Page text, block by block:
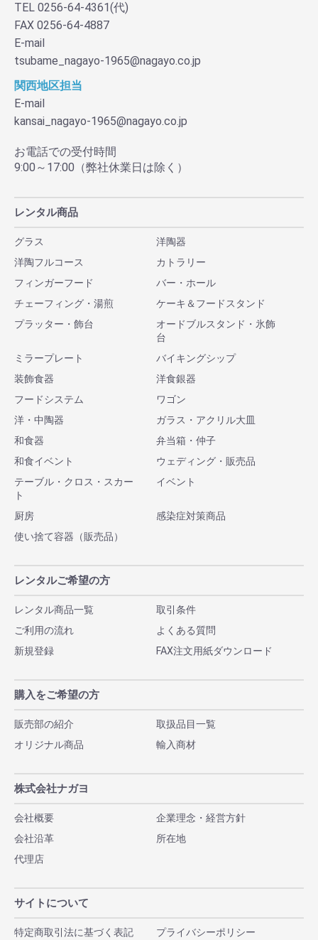
TEL 0256-64-4361(代)
FAX 0256-64-4887
E-mail
tsubame_nagayo-1965@nagayo.co.jp
関西地区担当
E-mail
kansai_nagayo-1965@nagayo.co.jp
お電話での受付時間
9:00～17:00（弊社休業日は除く）
レンタル商品
グラス
洋陶器
洋陶フルコース
カトラリー
フィンガーフード
バー・ホール
チェーフィング・湯煎
ケーキ＆フードスタンド
プラッター・飾台
オードブルスタンド・氷飾
台
ミラープレート
バイキングシップ
装飾食器
洋食銀器
フードシステム
ワゴン
洋・中陶器
ガラス・アクリル大皿
和食器
弁当箱・仲子
和食イベント
ウェディング・販売品
テーブル・クロス・スカー
ト
イベント
厨房
感染症対策商品
使い捨て容器（販売品）
レンタルご希望の方
レンタル商品一覧
取引条件
ご利用の流れ
よくある質問
新規登録
FAX注文用紙ダウンロード
購入をご希望の方
販売部の紹介
取扱品目一覧
オリジナル商品
輸入商材
株式会社ナガヨ
会社概要
企業理念・経営方針
会社沿革
所在地
代理店
サイトについて
特定商取引法に基づく表記 プライバシーポリシー